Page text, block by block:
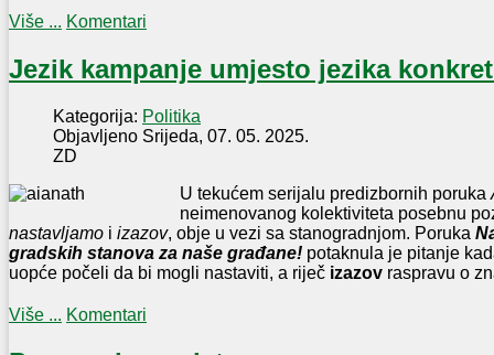
Više ... Komentari
Jezik kampanje umjesto jezika
Kategorija: Politika
Objavljeno Srijeda, 07. 05. 2025.
ZD
U tekućem serijalu predizbornih poruka
neimenovanog kolektiviteta posebnu
nastavljamo i izazov, obje u vezi sa stanogradnjom. Poruka
gradskih stanova za naše građane! potaknula je pitanje
uopće počeli da bi mogli nastaviti, a riječ izazov raspravu o
Više ... Komentari